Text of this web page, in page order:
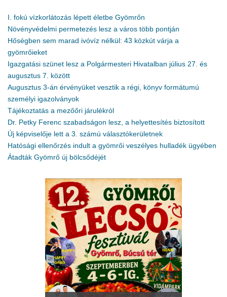
I. fokú vízkorlátozás lépett életbe Gyömrőn
Növényvédelmi permetezés lesz a város több pontján
Hőségben sem marad ivóvíz nélkül: 43 közkút várja a
gyömrőieket
Igazgatási szünet lesz a Polgármesteri Hivatalban július 27. és
augusztus 7. között
Augusztus 3-án érvényüket vesztik a régi, könyv formátumú
személyi igazolványok
Tájékoztatás a mezőőri járulékról
Dr. Petky Ferenc szabadságon lesz, a helyettesítés biztosított
Új képviselője lett a 3. számú választókerületnek
Hatósági ellenőrzés indult a gyömrői veszélyes hulladék ügyében
Átadták Gyömrő új bölcsődéjét